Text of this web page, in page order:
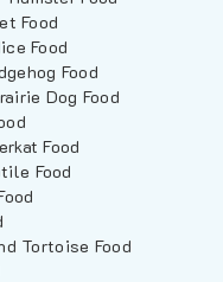
Food
Food
Food
Dog Food
Food
Food
Tortoise Food